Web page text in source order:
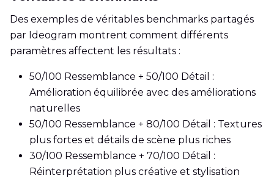
Des exemples de véritables benchmarks partagés
par Ideogram montrent comment différents
paramètres affectent les résultats :
50/100 Ressemblance + 50/100 Détail :
Amélioration équilibrée avec des améliorations
naturelles
50/100 Ressemblance + 80/100 Détail : Textures
plus fortes et détails de scène plus riches
30/100 Ressemblance + 70/100 Détail :
Réinterprétation plus créative et stylisation